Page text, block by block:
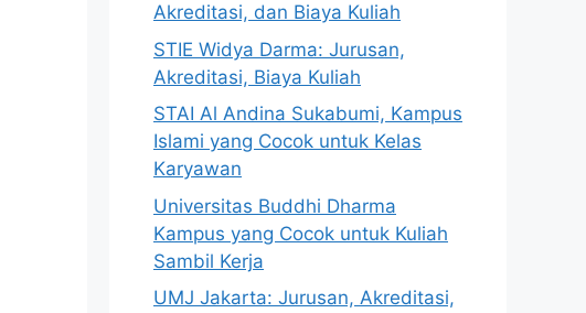
Akreditasi, dan Biaya Kuliah
STIE Widya Darma: Jurusan,
Akreditasi, Biaya Kuliah
STAI Al Andina Sukabumi, Kampus
Islami yang Cocok untuk Kelas
Karyawan
Universitas Buddhi Dharma
Kampus yang Cocok untuk Kuliah
Sambil Kerja
UMJ Jakarta: Jurusan, Akreditasi,